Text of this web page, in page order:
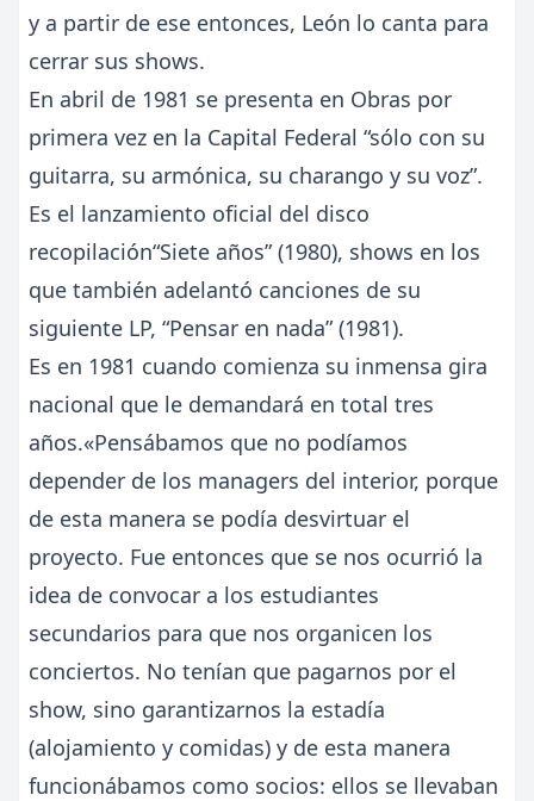
y a partir de ese entonces, León lo canta para
cerrar sus shows.
En abril de 1981 se presenta en Obras por
primera vez en la Capital Federal “sólo con su
guitarra, su armónica, su charango y su voz”.
Es el lanzamiento oficial del disco
recopilación“Siete años” (1980), shows en los
que también adelantó canciones de su
siguiente LP, “Pensar en nada” (1981).
Es en 1981 cuando comienza su inmensa gira
nacional que le demandará en total tres
años.«Pensábamos que no podíamos
depender de los managers del interior, porque
de esta manera se podía desvirtuar el
proyecto. Fue entonces que se nos ocurrió la
idea de convocar a los estudiantes
secundarios para que nos organicen los
conciertos. No tenían que pagarnos por el
show, sino garantizarnos la estadía
(alojamiento y comidas) y de esta manera
funcionábamos como socios: ellos se llevaban